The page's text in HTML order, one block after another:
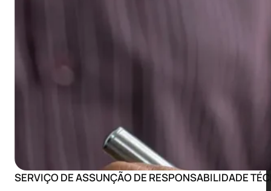
LICENÇAS E ALVARÁS SANITÁRIOS
CONSULTORIA HIGIÊNICO SANITÁRIA
ADEQUAÇÃO PARA SELOS DE INSPEÇÃO
MANUAIS DE BOAS PRÁTICAS E POPS
SERVIÇO DE ASSUNÇÃO DE RESPONSABILIDADE